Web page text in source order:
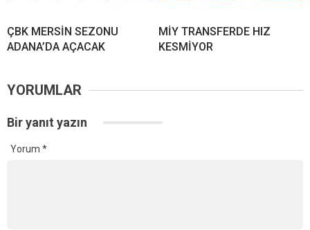
ÇBK MERSİN SEZONU
ADANA’DA AÇACAK
MİY TRANSFERDE HIZ
KESMİYOR
YORUMLAR
Bir yanıt yazın
Yorum *